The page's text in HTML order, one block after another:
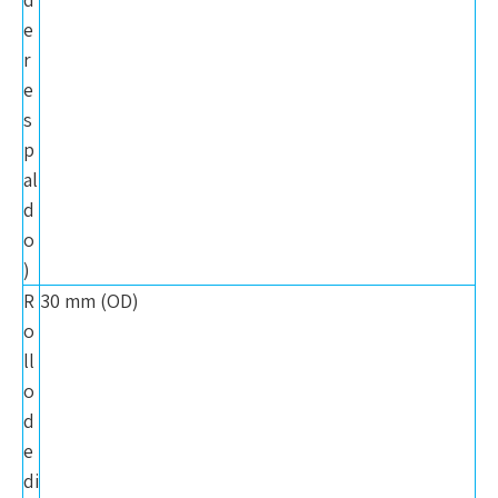
e
r
e
s
p
al
d
o
)
R
o
ll
o
d
e
di
30 mm (OD)